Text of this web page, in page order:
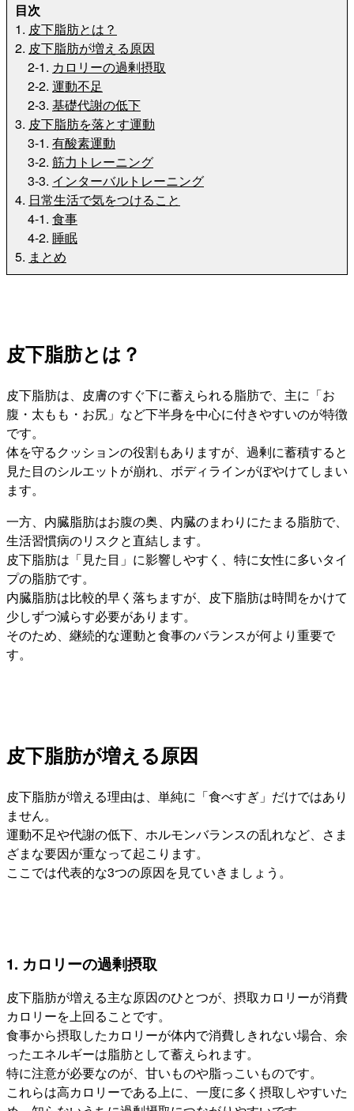
目次
1. 皮下脂肪とは？
2. 皮下脂肪が増える原因
2-1. カロリーの過剰摂取
2-2. 運動不足
2-3. 基礎代謝の低下
3. 皮下脂肪を落とす運動
3-1. 有酸素運動
3-2. 筋力トレーニング
3-3. インターバルトレーニング
4. 日常生活で気をつけること
4-1. 食事
4-2. 睡眠
5. まとめ
皮下脂肪とは？
皮下脂肪は、皮膚のすぐ下に蓄えられる脂肪で、主に「お
腹・太もも・お尻」など下半身を中心に付きやすいのが特徴
です。
体を守るクッションの役割もありますが、過剰に蓄積すると
見た目のシルエットが崩れ、ボディラインがぼやけてしまい
ます。
一方、内臓脂肪はお腹の奥、内臓のまわりにたまる脂肪で、
生活習慣病のリスクと直結します。
皮下脂肪は「見た目」に影響しやすく、特に女性に多いタイ
プの脂肪です。
内臓脂肪は比較的早く落ちますが、皮下脂肪は時間をかけて
少しずつ減らす必要があります。
そのため、継続的な運動と食事のバランスが何より重要で
す。
皮下脂肪が増える原因
皮下脂肪が増える理由は、単純に「食べすぎ」だけではあり
ません。
運動不足や代謝の低下、ホルモンバランスの乱れなど、さま
ざまな要因が重なって起こります。
ここでは代表的な3つの原因を見ていきましょう。
1. カロリーの過剰摂取
皮下脂肪が増える主な原因のひとつが、摂取カロリーが消費
カロリーを上回ることです。
食事から摂取したカロリーが体内で消費しきれない場合、余
ったエネルギーは脂肪として蓄えられます。
特に注意が必要なのが、甘いものや脂っこいものです。
これらは高カロリーである上に、一度に多く摂取しやすいた